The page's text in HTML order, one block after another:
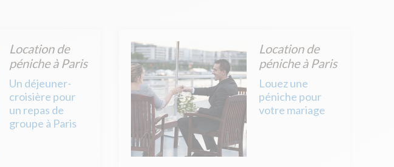
Location de
péniche à Paris
Un déjeuner-
croisière pour
un repas de
groupe à Paris
Location de
péniche à Paris
Louez une
péniche pour
votre mariage